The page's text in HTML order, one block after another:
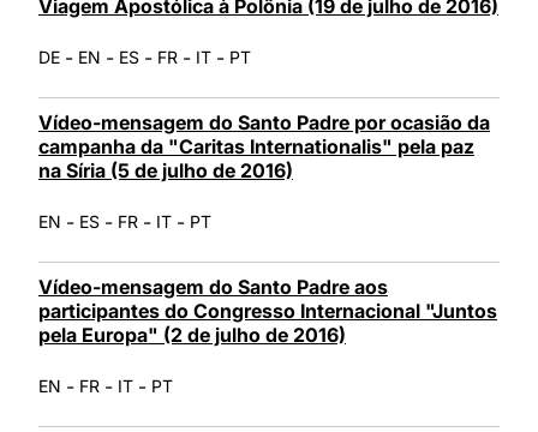
Viagem Apostólica à Polônia (19 de julho de 2016)
DE - EN - ES - FR - IT - PT
Vídeo-mensagem do Santo Padre por ocasião da
campanha da "Caritas Internationalis" pela paz
na Síria (5 de julho de 2016)
EN - ES - FR - IT - PT
Vídeo-mensagem do Santo Padre aos
participantes do Congresso Internacional "Juntos
pela Europa" (2 de julho de 2016)
EN - FR - IT - PT